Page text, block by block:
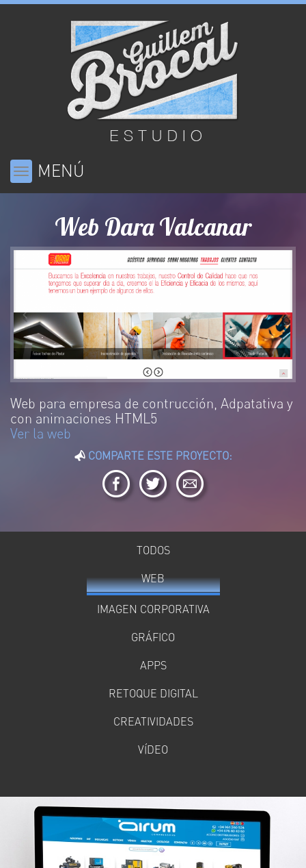
ToggleMENÚ
Web Dara Valcanar
Previous
Web para empresa de contrucción, Adpatativa y
con animaciones HTML5
Ver la web
COMPARTE ESTE PROYECTO:
TODOS
WEB
IMAGEN CORPORATIVA
GRÁFICO
APPS
RETOQUE DIGITAL
CREATIVIDADES
VÍDEO